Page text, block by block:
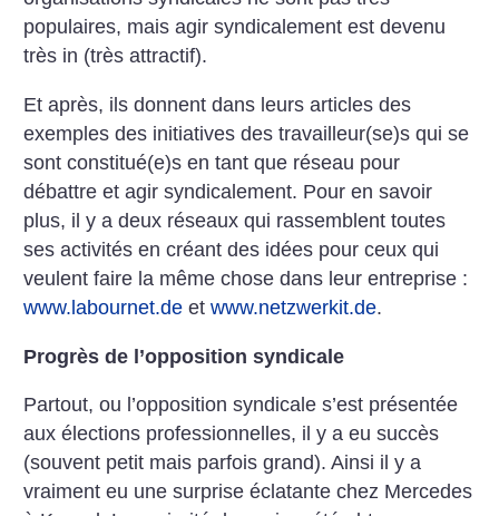
populaires, mais agir syndicalement est devenu
très in (très attractif).
Et après, ils donnent dans leurs articles des
exemples des initiatives des travailleur(se)s qui se
sont constitué(e)s en tant que réseau pour
débattre et agir syndicalement. Pour en savoir
plus, il y a deux réseaux qui rassemblent toutes
ses activités en créant des idées pour ceux qui
veulent faire la même chose dans leur entreprise :
www.labournet.de etwww.netzwerkit.de.
Progrès de l’opposition syndicale
Partout, ou l’opposition syndicale s’est présentée
aux élections professionnelles, il y a eu succès
(souvent petit mais parfois grand). Ainsi il y a
vraiment eu une surprise éclatante chez Mercedes